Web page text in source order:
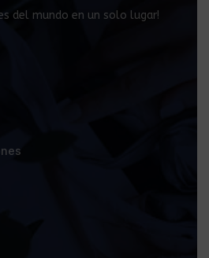
del mundo en un solo lugar!